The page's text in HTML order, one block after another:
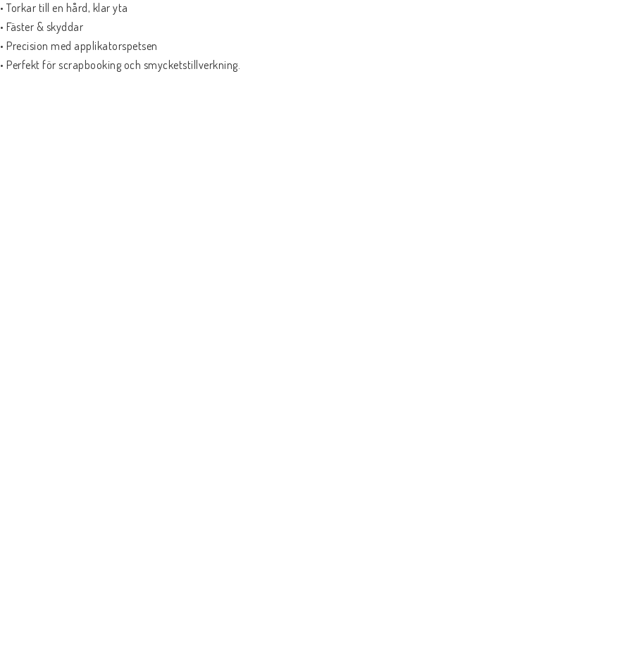
• Torkar till en hård, klar yta
• Fäster & skyddar
• Precision med applikatorspetsen
• Perfekt för scrapbooking och smycketstillverkning.